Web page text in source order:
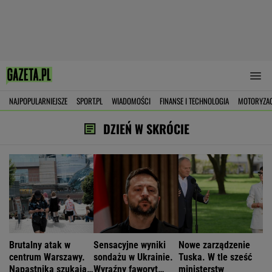
NAJPOPULARNIEJSZE SPORT.PL WIADOMOŚCI FINANSE I TECHNOLOGIA
DZIEŃ W SKRÓCIE
Brutalny atak w
centrum Warszawy.
Napastnika szukają
Sensacyjne wyniki
sondażu w Ukrainie.
Wyraźny faworyt
Nowe zarządzenie
Tuska. W tle sześć
ministerstw